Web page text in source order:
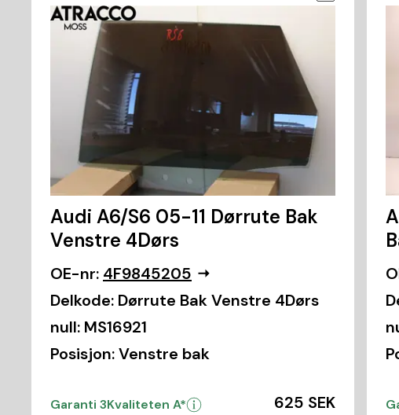
Audi A6/S6 05-11 Dørrute Bak
Venstre 4Dørs
OE-nr: 4F9845205
Delkode: Dørrute Bak Venstre 4Dørs
null: MS16921
Posisjon:Venstre bak
Garanti 3Kvaliteten A* 625 SEK